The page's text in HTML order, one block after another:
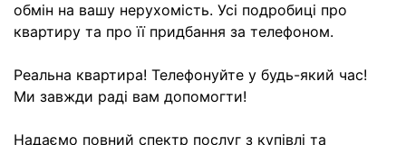
обмін на вашу нерухомість. Усі подробиці про
квартиру та про її придбання за телефоном.
Реальна квартира! Телефонуйте у будь-який час!
Ми завжди раді вам допомогти!
Надаємо повний спектр послуг з купівлі та